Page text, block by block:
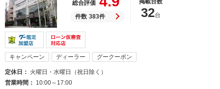
総合評価
件数 383件
掲載台数
32台
キャンペーン ディーラー グークーポン
定休日
火曜日・水曜日（祝日除く）
営業時間
10:00～17:00